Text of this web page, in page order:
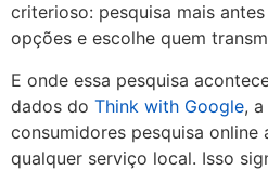
criterioso: pesquisa mais
opções e escolhe quem
E onde essa pesquisa
dados do Think with Google,
consumidores pesquisa online
qualquer serviço local. Isso